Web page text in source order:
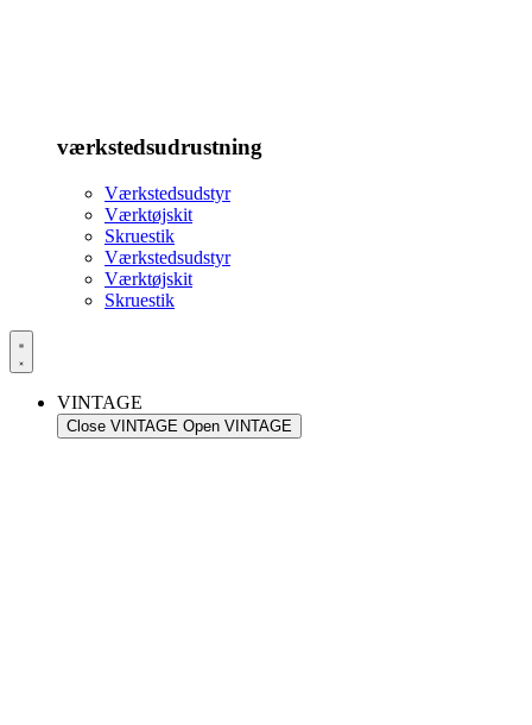
værkstedsudrustning
Værkstedsudstyr
Værktøjskit
Skruestik
Værkstedsudstyr
Værktøjskit
Skruestik
VINTAGE
Close VINTAGE Open VINTAGE